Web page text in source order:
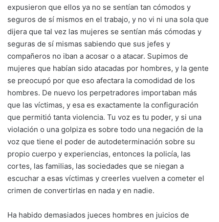
expusieron que ellos ya no se sentían tan cómodos y
seguros de sí mismos en el trabajo, y no vi ni una sola que
dijera que tal vez las mujeres se sentían más cómodas y
seguras de sí mismas sabiendo que sus jefes y
compañeros no iban a acosar o a atacar. Supimos de
mujeres que habían sido atacadas por hombres, y la gente
se preocupó por que eso afectara la comodidad de los
hombres. De nuevo los perpetradores importaban más
que las víctimas, y esa es exactamente la configuración
que permitió tanta violencia. Tu voz es tu poder, y si una
violación o una golpiza es sobre todo una negación de la
voz que tiene el poder de autodeterminación sobre su
propio cuerpo y experiencias, entonces la policía, las
cortes, las familias, las sociedades que se niegan a
escuchar a esas víctimas y creerles vuelven a cometer el
crimen de convertirlas en nada y en nadie.
Ha habido demasiados jueces hombres en juicios de